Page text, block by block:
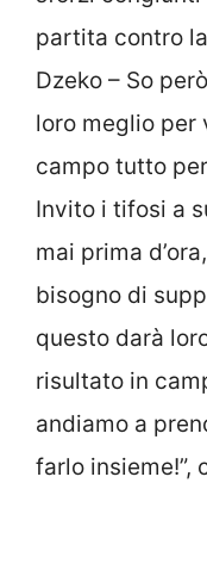
partita contro
Dzeko – So
loro meglio per
campo tutto
Invito i tifosi a
mai prima
bisogno di
questo darà
risultato in
andiamo a
farlo insieme!”,